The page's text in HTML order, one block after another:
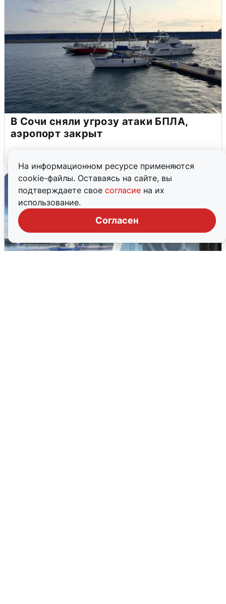
На информационном ресурсе применяются
cookie-файлы. Оставаясь на сайте, вы
подтверждаете свое согласие на их
использование.
Согласен
В Сочи сняли угрозу атаки БПЛА,
аэропорт закрыт